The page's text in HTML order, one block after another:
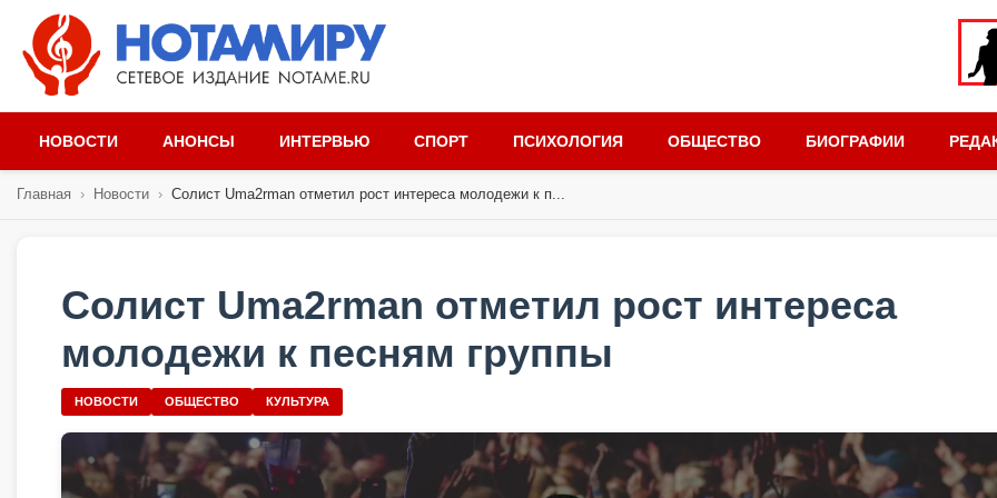
НОВОСТИ АНОНСЫ ИНТЕРВЬЮ СПОРТ ПСИХОЛОГИЯ ОБЩЕСТВО БИОГРАФИИ
Главная › Новости › Солист Uma2rman отметил рост интереса молодежи к п...
Солист Uma2rman отметил рост интереса
молодежи к песням группы
НОВОСТИ ОБЩЕСТВО КУЛЬТУРА